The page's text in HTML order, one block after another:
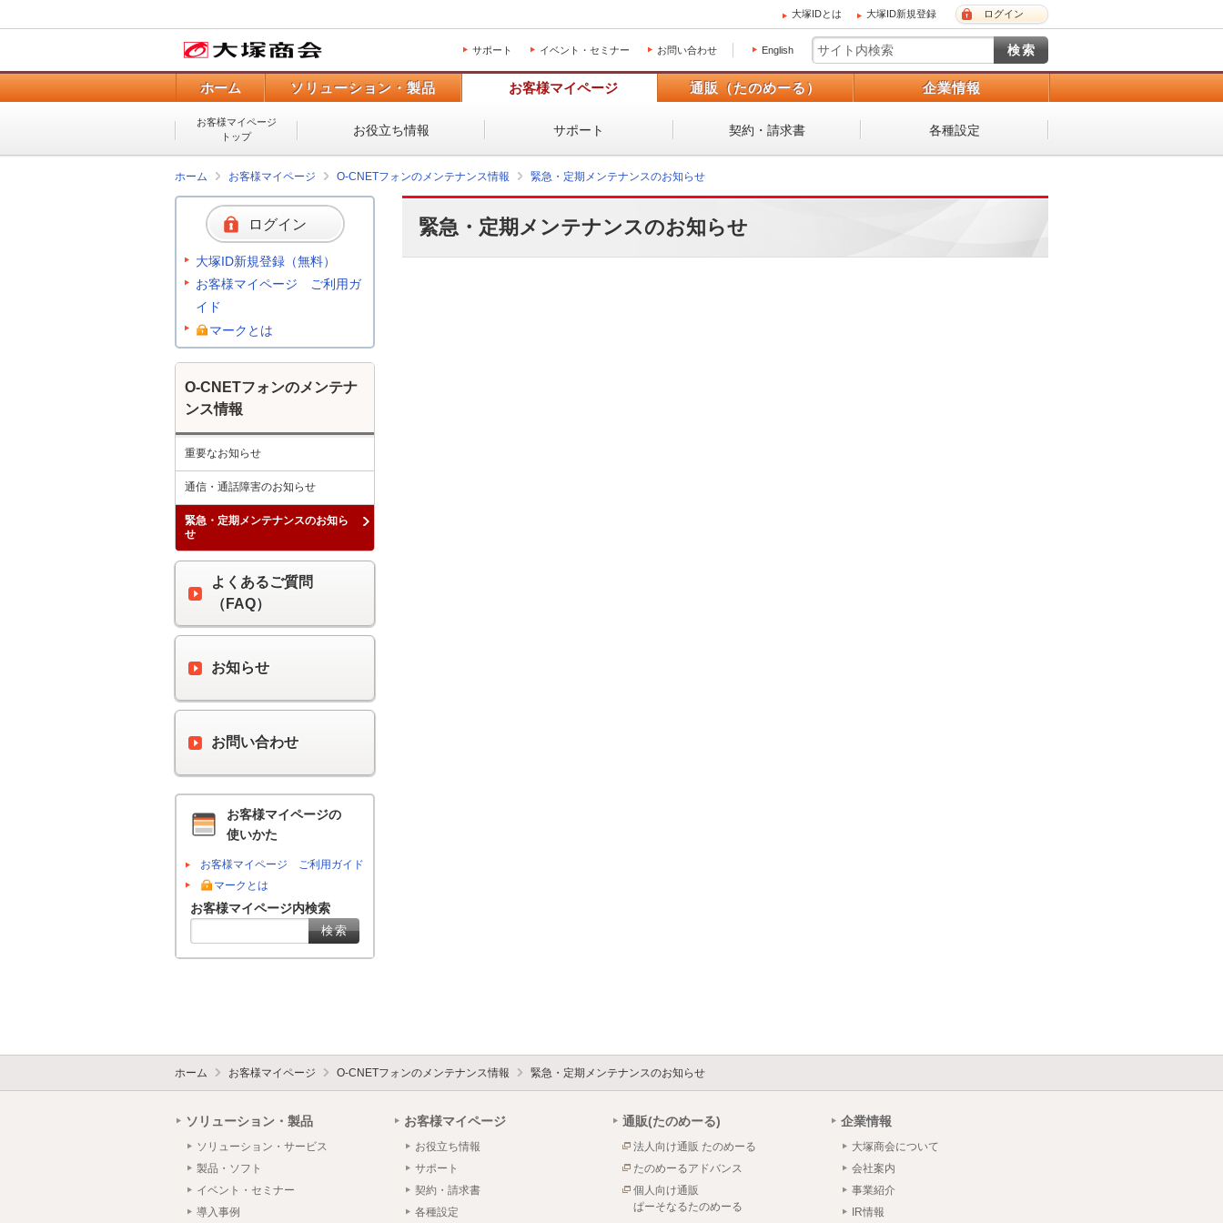
大塚IDとは 大塚ID新規登録 ログイン
サポート イベント・セミナー お問い合わせ English
ホーム ソリューション・製品 お客様マイページ 通販（たのめーる） 企業情報
お客様マイページ
トップ
お役立ち情報 サポート 契約・請求書 各種設定
ホーム お客様マイページ O-CNETフォンのメンテナンス情報 緊急・定期メンテナンスのお知らせ
緊急・定期メンテナンスのお知らせ
ログイン
大塚ID新規登録（無料）
お客様マイページ ご利用ガ
イド
マークとは
O-CNETフォンのメンテナ
ンス情報
重要なお知らせ
通信・通話障害のお知らせ
緊急・定期メンテナンスのお知ら
せ
よくあるご質問
（FAQ）
お知らせ
お問い合わせ
お客様マイページの
使いかた
お客様マイページ ご利用ガイド
マークとは
お客様マイページ内検索
ホーム お客様マイページ O-CNETフォンのメンテナンス情報 緊急・定期メンテナンスのお知らせ
ソリューション・製品
ソリューション・サービス
製品・ソフト
イベント・セミナー
導入事例
お客様マイページ
お役立ち情報
サポート
契約・請求書
各種設定
通販(たのめーる)
法人向け通販 たのめーる
たのめーるアドバンス
個人向け通販
ぱーそなるたのめーる
企業情報
大塚商会について
会社案内
事業紹介
IR情報